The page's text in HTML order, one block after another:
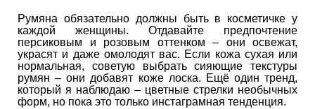
Румяна обязательно должны быть в косметичке у
каждой женщины. Отдавайте предпочтение
персиковым и розовым оттенком – они освежат,
украсят и даже омолодят вас. Если кожа сухая или
нормальная, советую выбрать сияющие текстуры
румян – они добавят коже лоска. Ещё один тренд,
который я наблюдаю – цветные стрелки необычных
форм, но пока это только инстаграмная тенденция.